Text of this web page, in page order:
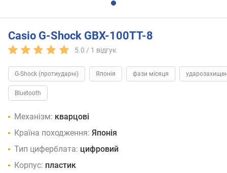
Casio G-Shock GBX-100TT-8
5.0 / 1 відгук
G-Shock (протиударні) Японія фази місяця
Bluetooth
Механізм: кварцові
Країна походження: Японія
Тип циферблата: цифровий
Корпус: пластик